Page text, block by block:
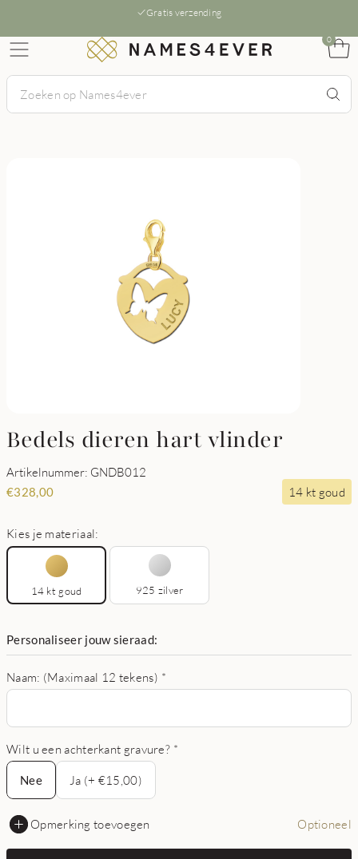
Gratis verzending
0
Bedels dieren hart vlinder
Artikelnummer: GNDB012
€328,00 14 kt goud
Kies je materiaal:
14 kt goud 925 zilver
Personaliseer jouw sieraad:
Naam: (Maximaal 12 tekens) *
Wilt u een achterkant gravure? *
Nee
Nee
Ja (+ €15,00)
Opmerking toevoegen Optioneel